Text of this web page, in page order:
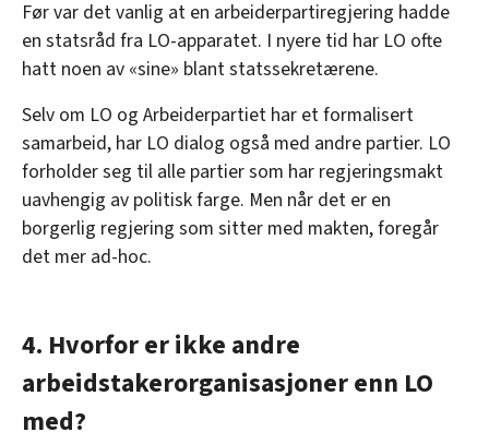
Før var det vanlig at en arbeiderpartiregjering hadde
en statsråd fra LO-apparatet. I nyere tid har LO ofte
hatt noen av «sine» blant statssekretærene.
Selv om LO og Arbeiderpartiet har et formalisert
samarbeid, har LO dialog også med andre partier. LO
forholder seg til alle partier som har regjeringsmakt
uavhengig av politisk farge. Men når det er en
borgerlig regjering som sitter med makten, foregår
det mer ad-hoc.
4. Hvorfor er ikke andre
arbeidstakerorganisasjoner enn LO
med?